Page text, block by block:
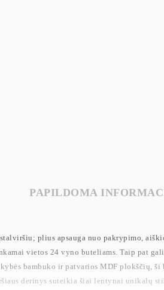
PAPILDOMA
plius apsauga nuo pakrypimo,
vietos 24 vyno buteliams. Taip pat
bambuko ir patvarios MDF plokščių,
derinys suteikia šiai lentynai unikalų